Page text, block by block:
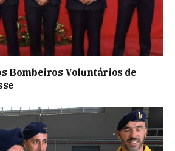
Bombeiros Voluntários de